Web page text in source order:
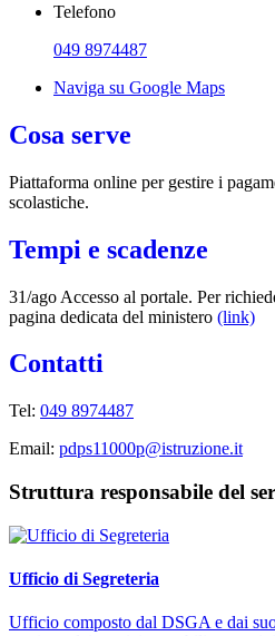
Telefono
049 8974487
Naviga su Google Maps
Cosa serve
Piattaforma online per gestire i
scolastiche.
Tempi e scadenze
31/ago Accesso al portale. Per
pagina dedicata del ministero (link)
Contatti
Tel: 049 8974487
Email: pdps11000p@istruzione.it
Struttura responsabile del
Ufficio di Segreteria
Ufficio composto dal DSGA e dai